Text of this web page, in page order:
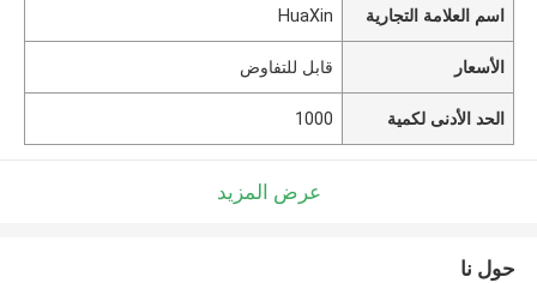
اسم العلامة التجارية HuaXin
الأسعار قابل للتفاوض
الحد الأدنى لكمية 1000
عرض المزيد
حول نا